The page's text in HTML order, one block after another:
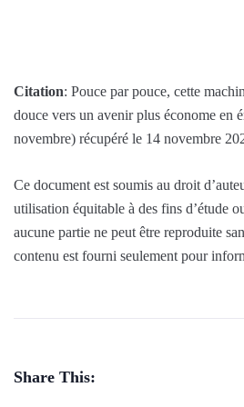
Citation: Pouce par pouce, cette
douce vers un avenir plus économe en
novembre) récupéré le 14 novembre
Ce document est soumis au droit
utilisation équitable à des fins d’étude
aucune partie ne peut être reproduite
contenu est fourni seulement pour
Share This: